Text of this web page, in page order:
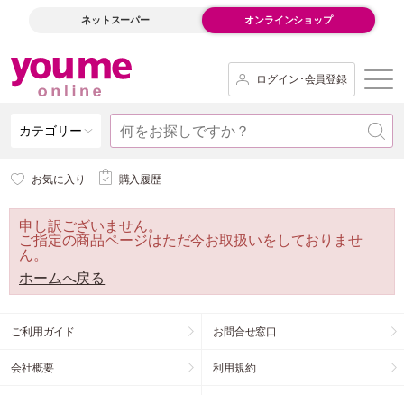
ネットスーパー オンラインショップ
ログイン･会員登録
カテゴリー
お気に入り 購入履歴
申し訳ございません。
ご指定の商品ページはただ今お取扱いをしておりませ
ん。
ホームへ戻る
ご利用ガイド お問合せ窓口
会社概要 利用規約